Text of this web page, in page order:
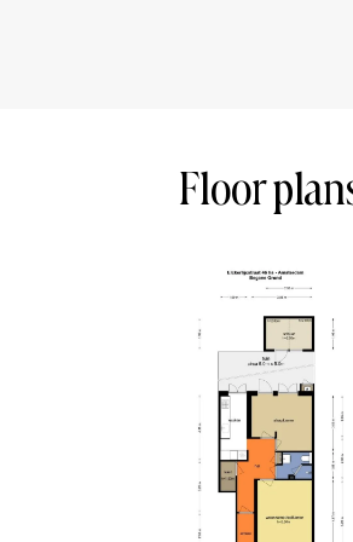
At the front is the living room with
The living room has a cute fireplace
system. At the rear is the luxurious
This is equipped with luxury built-in
handle-less Liebherr wine climate
temperature zones), induction hob,
refrigerator, oven, freezer and
gives access to the garden. The
Floor